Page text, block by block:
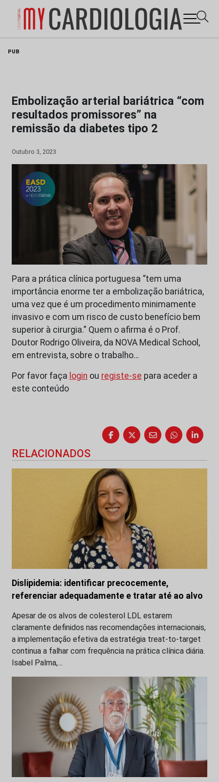
PUB
Embolização arterial bariátrica “com
resultados promissores” na
remissão da diabetes tipo 2
Outubro 3, 2023
Para a prática clínica portuguesa “tem uma
importância enorme ter a embolização bariátrica,
uma vez que é um procedimento minimamente
invasivo e com um risco de custo benefício bem
superior à cirurgia.” Quem o afirma é o Prof.
Doutor Rodrigo Oliveira, da NOVA Medical School,
em entrevista, sobre o trabalho…
Por favor faça login ou registe-se para aceder a
este conteúdo
RELACIONADOS
Dislipidemia: identificar precocemente,
referenciar adequadamente e tratar até ao alvo
Apesar de os alvos de colesterol LDL estarem
claramente definidos nas recomendações internacionais,
a implementação efetiva da estratégia treat-to-target
continua a falhar com frequência na prática clínica diária.
Isabel Palma,…